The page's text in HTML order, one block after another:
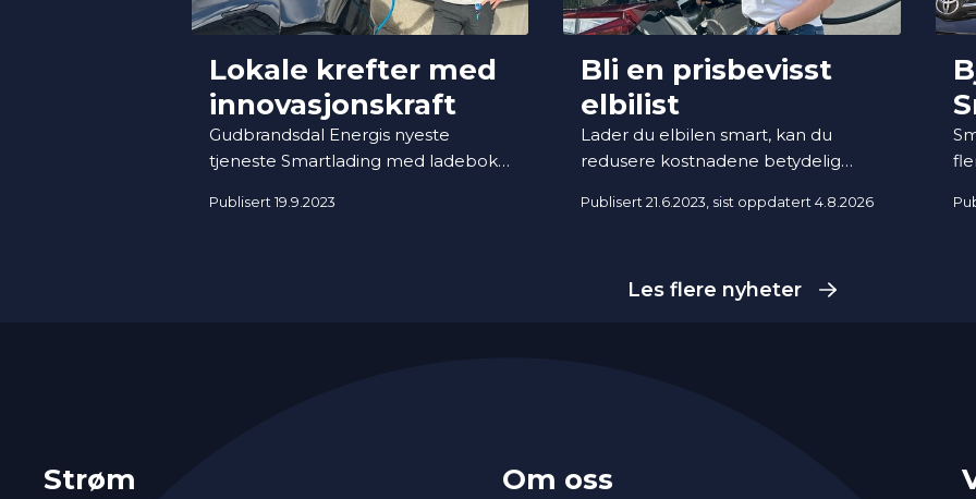
Lokale krefter med
innovasjonskraft
Gudbrandsdal Energis nyeste
tjeneste Smartlading med ladeboks
nettleiepriser, en funksjonalitet
Publisert 19.9.2023
Bli en prisbevisst
elbilist
Lader du elbilen smart, kan du
redusere kostnadene betydelig
grep kan du bruke mindre penger
Publisert 21.6.2023, sist oppdatert 4.8.2026
Les flere nyheter
Strøm Om oss